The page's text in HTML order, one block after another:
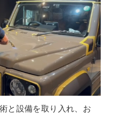
と設備を取り入れ、お